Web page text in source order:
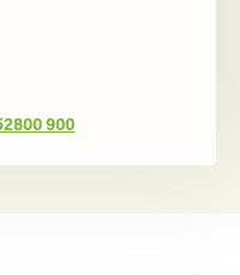
900